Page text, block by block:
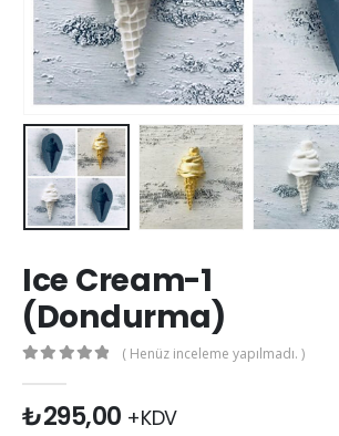
Ice Cream-1
(Dondurma)
( Henüz inceleme yapılmadı. )
₺295,00 +KDV